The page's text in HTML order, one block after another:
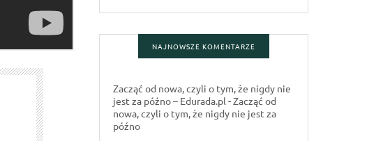
NAJNOWSZE KOMENTARZE
Zacząć od nowa, czyli o tym, że nigdy nie
jest za późno – Edurada.pl -Zacząć od
nowa, czyli o tym, że nigdy nie jest za
późno